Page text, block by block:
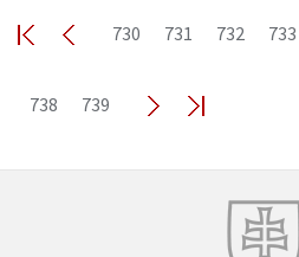
730 731 732 733
738
739